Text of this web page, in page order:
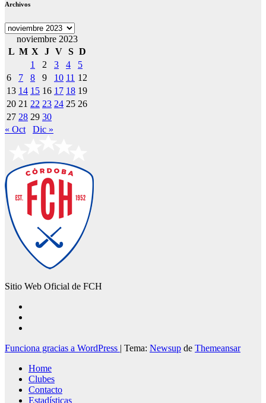
Archivos
Archivos
noviembre 2023
L M X J V S D
1
2 3 4
5
6
7 8 9 10 11 12
13 14 15 16 17 18 19
20 21 22 23 24 25 26
27 28 29 30
« Oct
Dic »
Sitio Web Oficial de FCH
Funciona gracias a WordPress | Tema: Newsup de Themeansar
Home
Clubes
Contacto
Estadísticas